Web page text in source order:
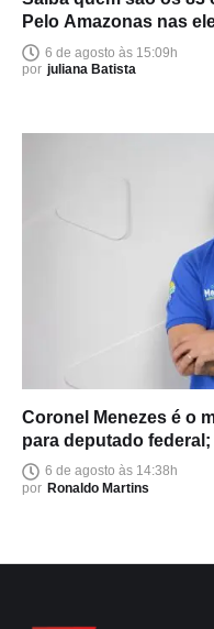
Pelo Amazonas nas
6 de agosto às 15:09h
por juliana Batista
Coronel Menezes é o
para deputado
6 de agosto às 14:38h
por Ronaldo Martins